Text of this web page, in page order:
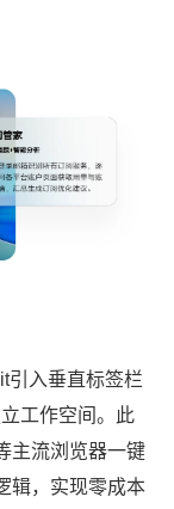
引入垂直标签栏
工作空间。此
主流浏览器一键
辑，实现零成本